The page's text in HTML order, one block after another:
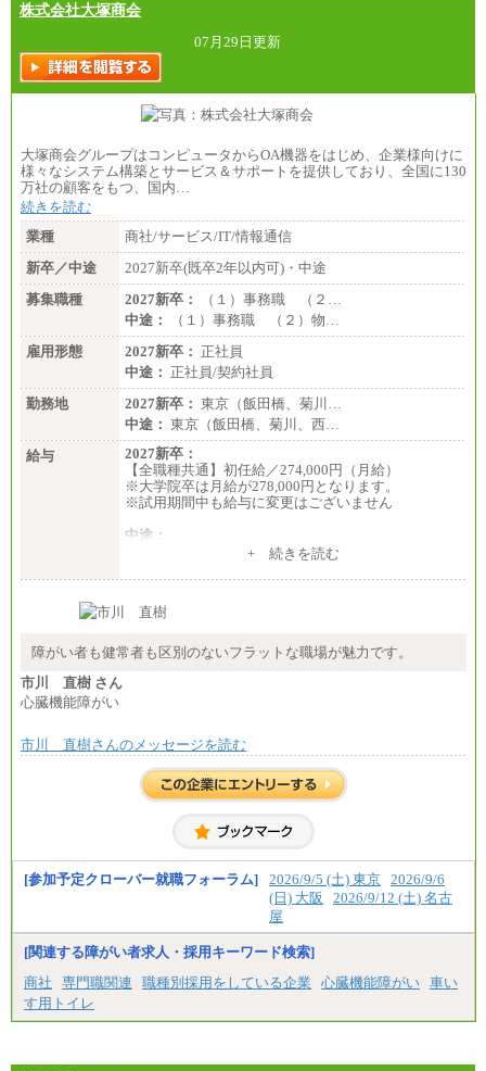
株式会社大塚商会
07月29日更新
大塚商会グループはコンピュータからOA機器をはじめ、企業様向けに
様々なシステム構築とサービス＆サポートを提供しており、全国に130
万社の顧客をもつ、国内…
続きを読む
業種
商社/サービス/IT/情報通信
新卒／中途
2027新卒(既卒2年以内可)・中途
募集職種
2027新卒：
（１）事務職 （２…
中途：
（１）事務職 （２）物…
雇用形態
2027新卒： 正社員
中途： 正社員/契約社員
勤務地
2027新卒： 東京（飯田橋、菊川…
中途： 東京（飯田橋、菊川、西…
給与
2027新卒：
【全職種共通】初任給／274,000円（月給）
※大学院卒は月給が278,000円となります。
※試用期間中も給与に変更はございません
中途：
（１）～（４）274,000円（月給）～
※経験・年齢などを考慮のうえ、当社規程により優
※業務内容・勤務形態に応じて、上記給与の範囲内
※試用期間中も給与に変更はございません
+ 続きを読む
障がい者も健常者も区別のないフラットな職場が魅力です。
市川 直樹 さん
心臓機能障がい
市川 直樹さんのメッセージを読む
[参加予定クローバー就職フォーラム] 2026/9/5 (土) 東京 2026/9/6
(日) 大阪
2026/9/12 (土) 名古
屋
[関連する障がい者求人・採用キーワード検索]
商社
専門職関連 職種別採用をしている企業 心臓機能障がい 車い
す用トイレ